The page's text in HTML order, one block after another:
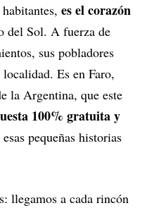
es el corazón
del Sol. A fuerza de
sus pobladores
Es en Faro,
la Argentina, que este
100% gratuita y
esas pequeñas historias
llegamos a cada rincón